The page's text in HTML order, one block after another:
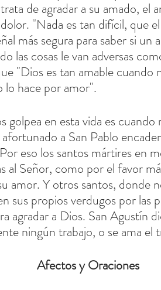
de agradar a su amado, el
"Nada es tan difícil, que
más segura para saber si un
las cosas le van adversas
"Dios es tan amable cuando
lo hace por amor".
golpea en esta vida es cuando
a San Pablo
eso los santos mártires en
al Señor, como por el favor
amor. Y otros santos, donde
sus propios verdugos por las
agradar a Dios. San Agustín
ningún trabajo, o se ama el
Afectos y Oraciones